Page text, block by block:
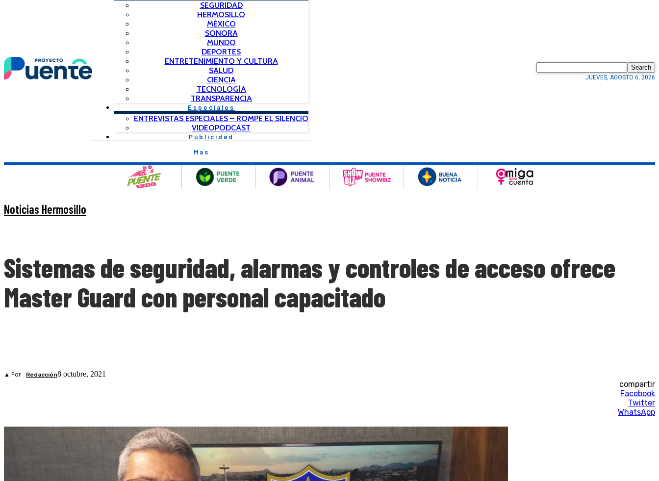
SEGURIDAD
HERMOSILLO
MÉXICO
SONORA
MUNDO
DEPORTES
ENTRETENIMIENTO Y CULTURA
SALUD
CIENCIA
TECNOLOGÍA
TRANSPARENCIA
Especiales
ENTREVISTAS ESPECIALES – ROMPE EL SILENCIO
VIDEOPODCAST
Publicidad
Mas
Search
JUEVES, AGOSTO 6, 2026
Noticias Hermosillo
Sistemas de seguridad, alarmas y controles de acceso ofrece
Master Guard con personal capacitado
▲ Por Redacción8 octubre, 2021
compartir
Facebook
Twitter
WhatsApp